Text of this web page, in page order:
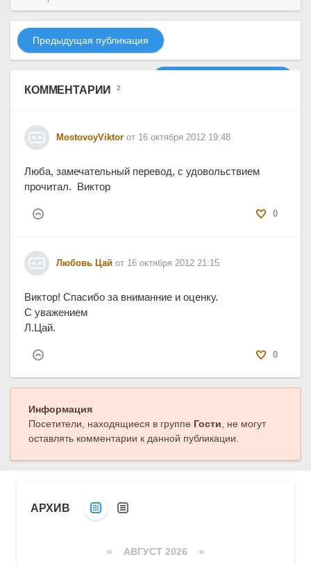
Предыдущая публикация
КОММЕНТАРИИ 2
MostovoyViktor от 16 октября 2012 19:48
0
Люба, замечательный перевод, с удовольствием
прочитал. Виктор
Любовь Цай от 16 октября 2012 21:15
0
Виктор! Спасибо за вниманние и оценку.
С уважением
Л.Цай.
Информация
Посетители, находящиеся в группе Гости, не могут
оставлять комментарии к данной публикации.
АРХИВ
« АВГУСТ 2026 »